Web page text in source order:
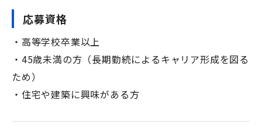
応募資格
・高等学校卒業以上
・45歳未満の方（長期勤続によるキャリア形成を図る
ため）
・住宅や建築に興味がある方